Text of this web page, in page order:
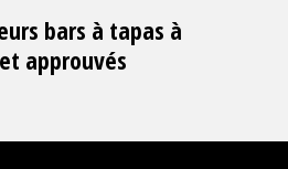
bars à tapas à
approuvés